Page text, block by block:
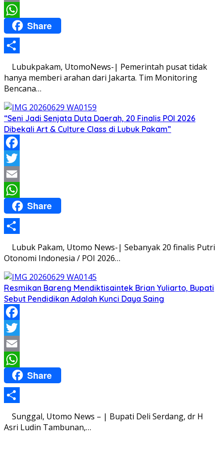
Email
WhatsApp
Share
Share
Lubukpakam, UtomoNews-| Pemerintah pusat tidak
hanya memberi arahan dari Jakarta. Tim Monitoring
Bencana…
“Seni Jadi Senjata Duta Daerah, 20 Finalis POI 2026
Dibekali Art & Culture Class di Lubuk Pakam”
Facebook
Twitter
Email
WhatsApp
Share
Share
Lubuk Pakam, Utomo News-| Sebanyak 20 finalis Putri
Otonomi Indonesia / POI 2026…
Resmikan Bareng Mendiktisaintek Brian Yuliarto, Bupati
Sebut Pendidikan Adalah Kunci Daya Saing
Facebook
Twitter
Email
WhatsApp
Share
Share
Sunggal, Utomo News – | Bupati Deli Serdang, dr H
Asri Ludin Tambunan,…